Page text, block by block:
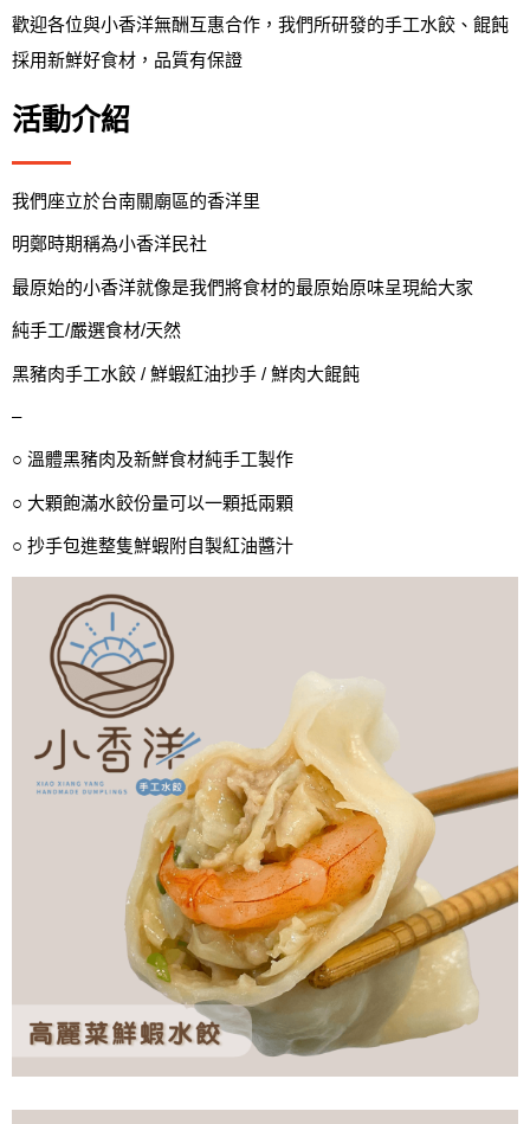
歡迎各位與小香洋無酬互惠合作，我們所研發的手工水餃、餛飩
採用新鮮好食材，品質有保證
活動介紹
我們座立於台南關廟區的香洋里
明鄭時期稱為小香洋民社
最原始的小香洋就像是我們將食材的最原始原味呈現給大家
純手工/嚴選食材/天然
黑豬肉手工水餃 / 鮮蝦紅油抄手 / 鮮肉大餛飩
–
○ 溫體黑豬肉及新鮮食材純手工製作
○ 大顆飽滿水餃份量可以一顆抵兩顆
○ 抄手包進整隻鮮蝦附自製紅油醬汁